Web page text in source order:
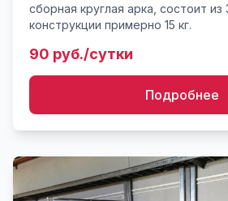
сборная круглая арка, состоит из 3
конструкции примерно 15 кг.
90 руб./сутки
Подробнее